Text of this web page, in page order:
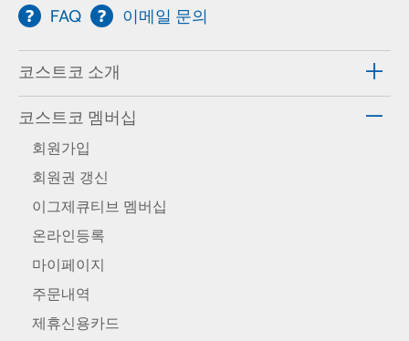
FAQ 이메일 문의
코스트코 소개
코스트코 멤버십
회원가입
회원권 갱신
이그제큐티브 멤버십
온라인등록
마이페이지
주문내역
제휴신용카드